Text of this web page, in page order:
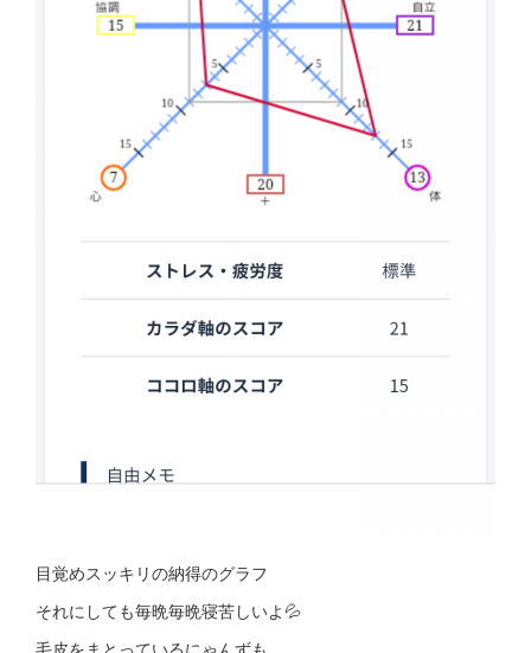
目覚めスッキリの納得のグラフ
それにしても毎晩毎晩寝苦しいよ💦
毛皮をまとっているにゃんずも